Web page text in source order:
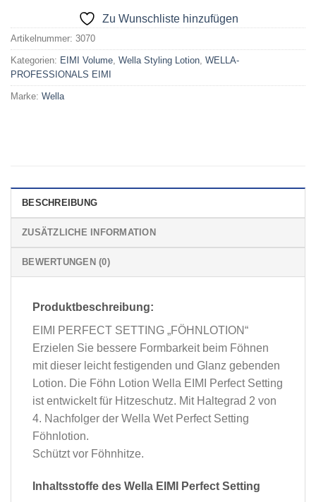
Zu Wunschliste hinzufügen
Artikelnummer: 3070
Kategorien: EIMI Volume, Wella Styling Lotion, WELLA-
PROFESSIONALS EIMI
Marke: Wella
BESCHREIBUNG
ZUSÄTZLICHE INFORMATION
BEWERTUNGEN (0)
Produktbeschreibung:
EIMI PERFECT SETTING „FÖHNLOTION“
Erzielen Sie bessere Formbarkeit beim Föhnen
mit dieser leicht festigenden und Glanz gebenden
Lotion. Die Föhn Lotion Wella EIMI Perfect Setting
ist entwickelt für Hitzeschutz. Mit Haltegrad 2 von
4. Nachfolger der Wella Wet Perfect Setting
Föhnlotion.
Schützt vor Föhnhitze.
Inhaltsstoffe des Wella EIMI Perfect Setting